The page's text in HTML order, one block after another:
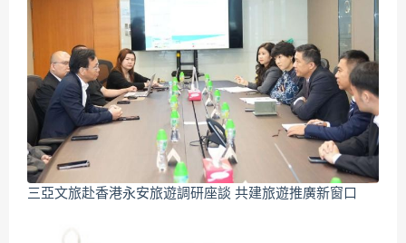
三亞文旅赴香港永安旅遊調研座談 共建旅遊推廣新窗口